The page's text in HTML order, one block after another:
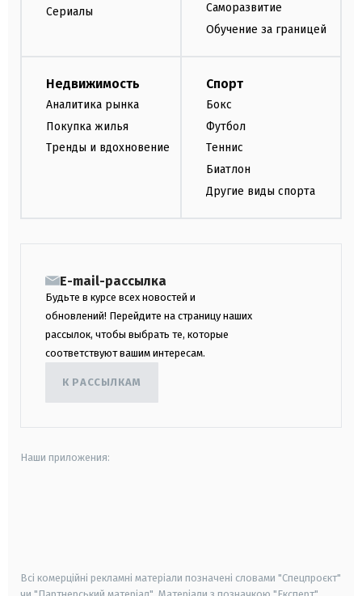
Сериалы
Саморазвитие
Обучение за границей
Недвижимость
Аналитика рынка
Покупка жилья
Тренды и вдохновение
Спорт
Бокс
Футбол
Теннис
Биатлон
Другие виды спорта
E-mail-рассылка
Будьте в курсе всех новостей и
обновлений! Перейдите на страницу наших
рассылок, чтобы выбрать те, которые
соответствуют вашим интересам.
К РАССЫЛКАМ
Наши приложения:
Всі комерційні рекламні матеріали позначені словами "Спецпроєкт"